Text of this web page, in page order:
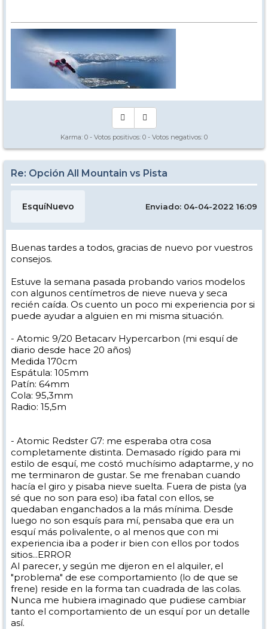
Karma: 0 - Votos positivos: 0 - Votos negativos: 0
Re: Opción All Mountain vs Pista
EsquíNuevo Enviado: 04-04-2022 16:09
Buenas tardes a todos, gracias de nuevo por vuestros
consejos.
Estuve la semana pasada probando varios modelos
con algunos centímetros de nieve nueva y seca
recién caída. Os cuento un poco mi experiencia por si
puede ayudar a alguien en mi misma situación.
- Atomic 9/20 Betacarv Hypercarbon (mi esquí de
diario desde hace 20 años)
Medida 170cm
Espátula: 105mm
Patín: 64mm
Cola: 95,3mm
Radio: 15,5m
- Atomic Redster G7: me esperaba otra cosa
completamente distinta. Demasado rígido para mi
estilo de esquí, me costó muchísimo adaptarme, y no
me terminaron de gustar. Se me frenaban cuando
hacía el giro y pisaba nieve suelta. Fuera de pista (ya
sé que no son para eso) iba fatal con ellos, se
quedaban enganchados a la más mínima. Desde
luego no son esquís para mí, pensaba que era un
esquí más polivalente, o al menos que con mi
experiencia iba a poder ir bien con ellos por todos
sitios...ERROR
Al parecer, y según me dijeron en el alquiler, el
"problema" de ese comportamiento (lo de que se
frene) reside en la forma tan cuadrada de las colas.
Nunca me hubiera imaginado que pudiese cambiar
tanto el comportamiento de un esquí por un detalle
así.